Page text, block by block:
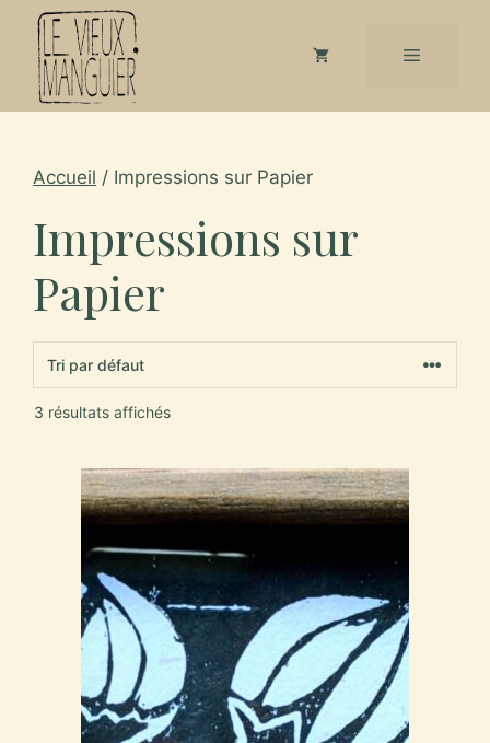
contenu
Menu
Accueil / Impressions sur Papier
Impressions sur
Papier
3 résultats affichés